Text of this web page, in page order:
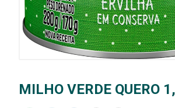
MILHO VERDE QUERO